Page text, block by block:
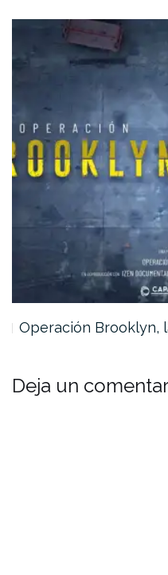
Operación Brooklyn,
Deja un